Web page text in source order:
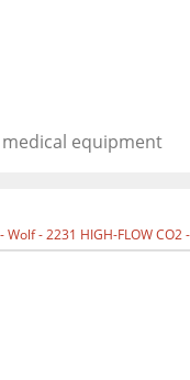
equipment
- 2231 HIGH-FLOW CO2